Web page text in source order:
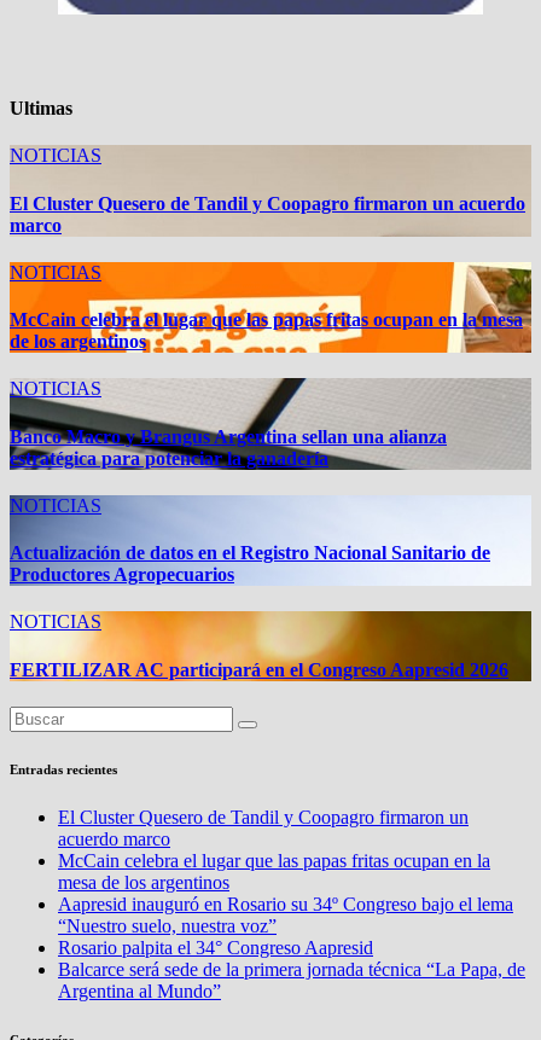
Ultimas
NOTICIAS
El Cluster Quesero de Tandil y Coopagro firmaron un acuerdo
marco
NOTICIAS
McCain celebra el lugar que las papas fritas ocupan en la mesa
de los argentinos
NOTICIAS
Banco Macro y Brangus Argentina sellan una alianza
estratégica para potenciar la ganadería
NOTICIAS
Actualización de datos en el Registro Nacional Sanitario de
Productores Agropecuarios
NOTICIAS
FERTILIZAR AC participará en el Congreso Aapresid 2026
Entradas recientes
El Cluster Quesero de Tandil y Coopagro firmaron un
acuerdo marco
McCain celebra el lugar que las papas fritas ocupan en la
mesa de los argentinos
Aapresid inauguró en Rosario su 34º Congreso bajo el lema
“Nuestro suelo, nuestra voz”
Rosario palpita el 34° Congreso Aapresid
Balcarce será sede de la primera jornada técnica “La Papa, de
Argentina al Mundo”